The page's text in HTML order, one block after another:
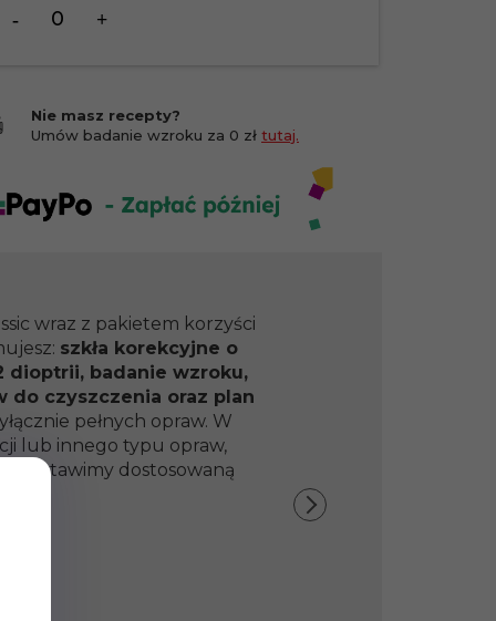
dla
Nie masz recepty?
Umów badanie wzroku za 0 zł tutaj.
wraz z pakietem korzyści
szkła korekcyjne o
dioptrii, badanie wzroku,
do czyszczenia oraz plan
pełnych opraw. W
lub innego typu opraw,
dostosowaną